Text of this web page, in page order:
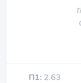
П1: 2.63